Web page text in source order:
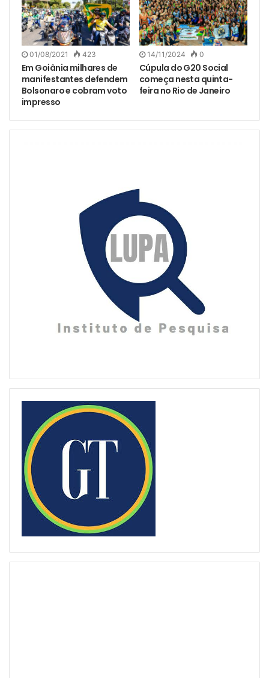
01/08/2021 423
Em Goiânia milhares de
manifestantes defendem
Bolsonaro e cobram voto
impresso
14/11/2024 0
Cúpula do G20 Social
começa nesta quinta-
feira no Rio de Janeiro